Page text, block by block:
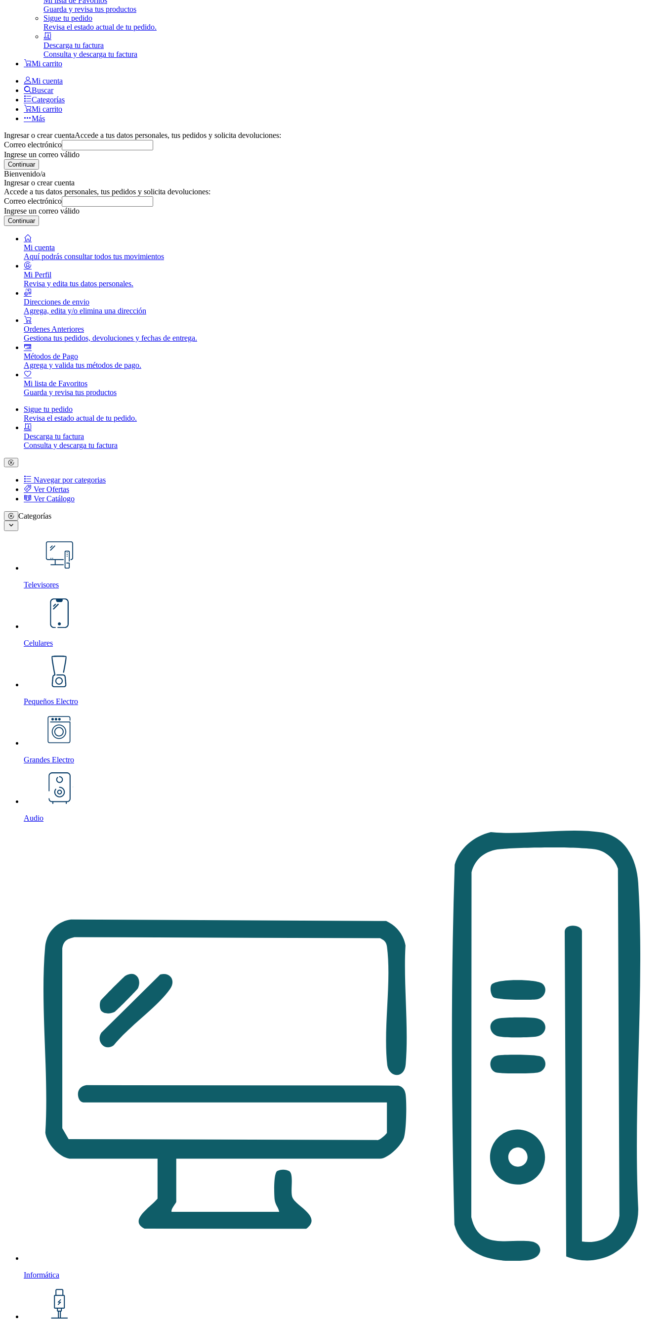
Guarda y revisa tus productos
Sigue tu pedido
Revisa el estado actual de tu pedido.
Descarga tu factura
Consulta y descarga tu factura
Mi carrito
Mi cuenta
Buscar
Categorías
Mi carrito
Más
Ingresar o crear cuentaAccede a tus datos personales, tus pedidos y solicita devoluciones:
Correo electrónico
Ingrese un correo válido
Continuar
Bienvenido/a
Ingresar o crear cuenta
Accede a tus datos personales, tus pedidos y solicita devoluciones:
Correo electrónico
Ingrese un correo válido
Continuar
Mi cuenta
Aquí podrás consultar todos tus movimientos
Mi Perfil
Revisa y edita tus datos personales.
Direcciones de envio
Agrega, edita y/o elimina una dirección
Ordenes Anteriores
Gestiona tus pedidos, devoluciones y fechas de entrega.
Métodos de Pago
Agrega y valida tus métodos de pago.
Mi lista de Favoritos
Guarda y revisa tus productos
Sigue tu pedido
Revisa el estado actual de tu pedido.
Descarga tu factura
Consulta y descarga tu factura
Navegar por categorias
Ver Ofertas
Ver Catálogo
Categorías
Televisores
Celulares
Pequeños Electro
Grandes Electro
Audio
Informática